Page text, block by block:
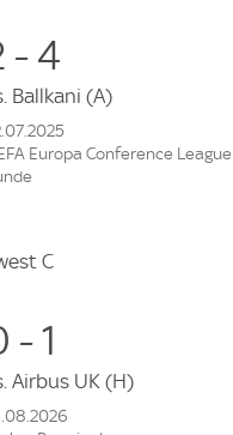
- 4
Ballkani (A)
Europa Conference
C
- 1
Airbus UK (H)